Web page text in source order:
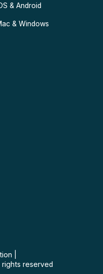
& Android
& Windows
rights reserved